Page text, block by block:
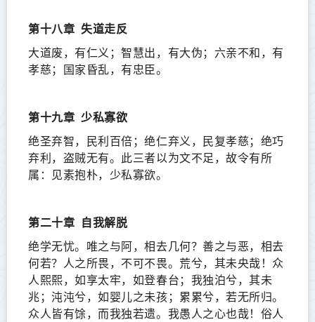
第十八章 失道走反
大道废，有仁义；智慧出，有大伪；六亲不和，有
孝慈；国家昏乱，有忠臣。
第十九章 少私寡欲
绝圣弃智，民利百倍；绝仁弃义，民复孝慈；绝巧
弃利，盗贼无有。此三者以为文不足，故令有所
属：见素抱朴，少私寡欲。
第二十章
自我解脱
绝学无忧。唯之与阿，相去几何？善之与恶，相去
何若？人之所畏，不可不畏。荒兮，其未央哉！众
人熙熙，如享太牢，如登春台；我独泊兮，其未
兆；沌沌兮，如婴儿之未孩；累累兮，若无所归。
众人皆有馀，而我独若遗。我愚人之心也哉！俗人